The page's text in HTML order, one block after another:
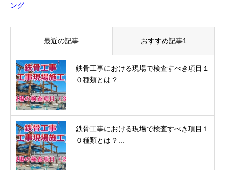
最近の記事 おすすめ記事1
鉄骨工事における現場で検査すべき項目１
０種類とは？...
鉄骨工事における現場で検査すべき項目１
０種類とは？...